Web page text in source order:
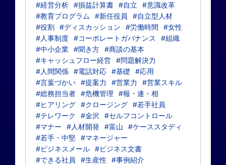
#経営分析 #損益計算書 #自立
#意識改革
#教育プログラム
#新任役員
#自立型人材
#役割 #ディスカッション #労働時間
#女性
#人事制度 #コーポレートガバナンス
#組織
#中小企業 #聞き方 #商談の基本
#キャッシュフロー経営 #問題解決力
#人間関係 #電話対応 #基礎
#応用
#言葉づかい #提案力 #営業力
#営業スキル
#総務担当者 #危機管理
#報・連・相
#ヒアリング #クロージング #若手社員
#テレワーク
#金沢
#セルフコントロール
#マナー
#人材開発 #富山
#ケーススタディ
#若手・中堅 #マネージャー
#ビジネスメール #ビジネス文書
#できる社員
#生産性
#事例紹介